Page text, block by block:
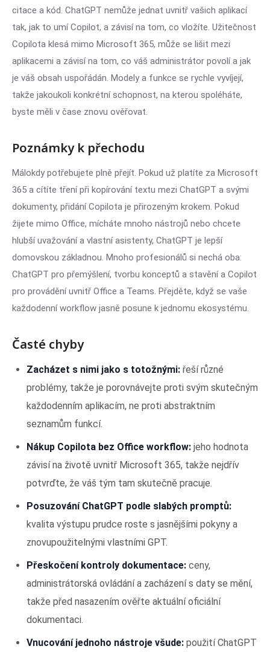
citace a kód. ChatGPT nemůže jednat uvnitř vašich aplikací
tak, jak to umí Copilot, a závisí na tom, co vložíte. Užitečnost
Copilota klesá mimo Microsoft 365, může se lišit mezi
aplikacemi a závisí na tom, co váš administrátor povolí a jak
je váš obsah uspořádán. Modely a funkce se rychle vyvíjejí,
takže jakoukoli konkrétní schopnost, na kterou spoléháte,
byste měli v čase znovu ověřovat.
Poznámky k přechodu
Málokdy potřebujete plně přejít. Pokud už platíte za Microsoft
365 a cítíte tření při kopírování textu mezi ChatGPT a svými
dokumenty, přidání Copilota je přirozeným krokem. Pokud
žijete mimo Office, mícháte mnoho nástrojů nebo chcete
hlubší uvažování a vlastní asistenty, ChatGPT je lepší
domovskou základnou. Mnoho profesionálů si nechá oba:
ChatGPT pro přemýšlení, tvorbu konceptů a stavění a Copilot
pro provádění uvnitř Office a Teams. Přejděte, když se vaše
každodenní workflow jasně posune k jednomu ekosystému.
Časté chyby
Zacházet s nimi jako s totožnými: řeší různé
problémy, takže je porovnávejte proti svým skutečným
každodenním aplikacím, ne proti abstraktním
seznamům funkcí.
Nákup Copilota bez Office workflow: jeho hodnota
závisí na životě uvnitř Microsoft 365, takže nejdřív
potvrďte, že váš tým tam skutečně pracuje.
Posuzování ChatGPT podle slabých promptů:
kvalita výstupu prudce roste s jasnějšími pokyny a
znovupoužitelnými vlastními GPT.
Přeskočení kontroly dokumentace: ceny,
administrátorská ovládání a zacházení s daty se mění,
takže před nasazením ověřte aktuální oficiální
dokumentaci.
Vnucování jednoho nástroje všude: použití ChatGPT